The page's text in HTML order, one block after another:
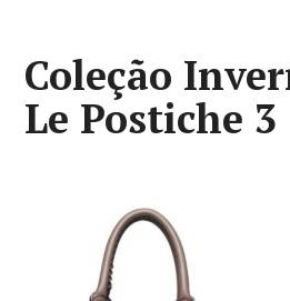
Coleção
Le Postiche 3